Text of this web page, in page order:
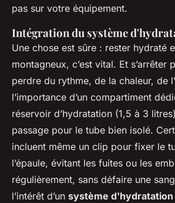
pas sur votre équipement.
Intégration du système
Une chose est sûre : rester hydraté
montagneux, c’est vital. Et s’arrêter
perdre du rythme, de la chaleur, de
l’importance d’un compartiment
réservoir d’hydratation (1,5 à 3
passage pour le tube bien isolé.
incluent même un clip pour fixer le
l’épaule, évitant les fuites ou les
régulièrement, sans défaire une
l’intérêt d’un système d'hydratation